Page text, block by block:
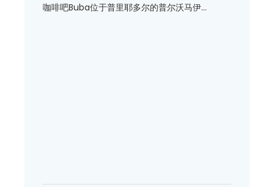
咖啡吧Buba位于普里耶多尔的普尔沃马伊...